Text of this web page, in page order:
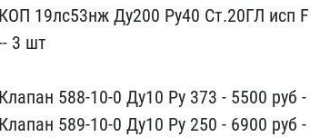
КОП 19лс53нж​ Ду200 Ру40 Ст.20ГЛ исп​
3 шт
Кл​апан 588-10-0 Ду10 Ру 37​3 - 5500 руб
Кл​апан 589-10-0 Ду10 Ру 25​0 - 6900 руб